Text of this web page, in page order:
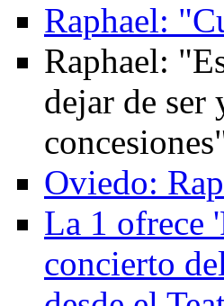
Raphael:
Raphael:
dejar de ser
Oviedo:
La 1 ofrece
concierto